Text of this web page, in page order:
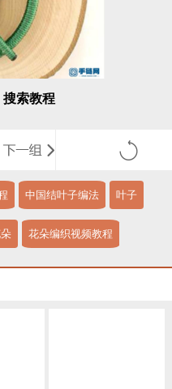
搜索教程
中国结叶子编法 叶子
花朵编织视频教程